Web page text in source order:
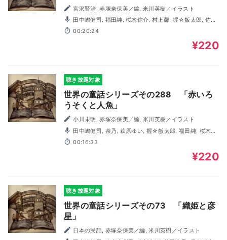
宮沢賢治, 赤塚奈保美／編, 米川英樹／イラスト
香織
00:20:24
¥220
聴き放題対象
世界の童話シリーズその288 「赤いろ
うそくと人魚」
小川未明, 赤塚奈保美／編, 米川英樹／イラスト
介
00:16:33
¥220
聴き放題対象
世界の童話シリーズその73 「織姫と彦
星」
日本の民話, 赤塚奈保美／編, 米川英樹／イラスト